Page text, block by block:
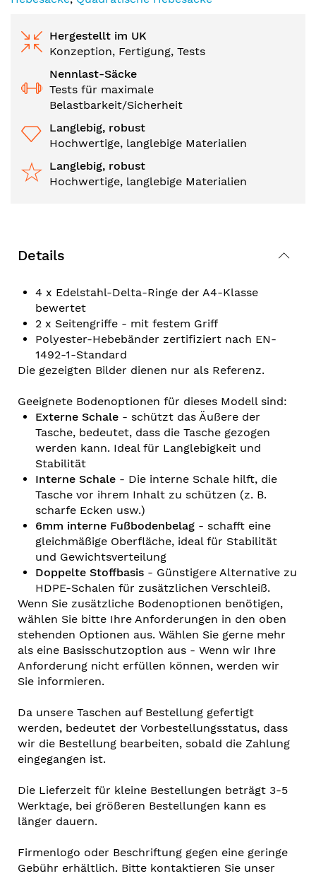
Hergestellt im UK
Konzeption, Fertigung, Tests
Nennlast-Säcke
Tests für maximale
Belastbarkeit/Sicherheit
Langlebig, robust
Hochwertige, langlebige Materialien
Langlebig, robust
Hochwertige, langlebige Materialien
Details
4 x Edelstahl-Delta-Ringe der A4-Klasse
bewertet
2 x Seitengriffe - mit festem Griff
Polyester-Hebebänder zertifiziert nach EN-
1492-1-Standard
Die gezeigten Bilder dienen nur als Referenz.
Geeignete Bodenoptionen für dieses Modell sind:
Externe Schale - schützt das Äußere der
Tasche, bedeutet, dass die Tasche gezogen
werden kann. Ideal für Langlebigkeit und
Stabilität
Interne Schale - Die interne Schale hilft, die
Tasche vor ihrem Inhalt zu schützen (z. B.
scharfe Ecken usw.)
6mm interne Fußbodenbelag - schafft eine
gleichmäßige Oberfläche, ideal für Stabilität
und Gewichtsverteilung
Doppelte Stoffbasis - Günstigere Alternative zu
HDPE-Schalen für zusätzlichen Verschleiß.
Wenn Sie zusätzliche Bodenoptionen benötigen,
wählen Sie bitte Ihre Anforderungen in den oben
stehenden Optionen aus. Wählen Sie gerne mehr
als eine Basisschutzoption aus - Wenn wir Ihre
Anforderung nicht erfüllen können, werden wir
Sie informieren.
Da unsere Taschen auf Bestellung gefertigt
werden, bedeutet der Vorbestellungsstatus, dass
wir die Bestellung bearbeiten, sobald die Zahlung
eingegangen ist.
Die Lieferzeit für kleine Bestellungen beträgt 3-5
Werktage, bei größeren Bestellungen kann es
länger dauern.
Firmenlogo oder Beschriftung gegen eine geringe
Gebühr erhältlich. Bitte kontaktieren Sie unser